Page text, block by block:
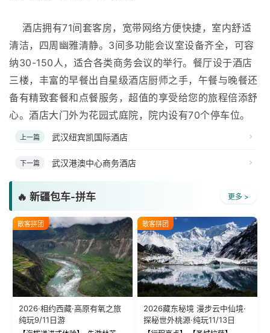
酒店拥有71间套客房，宽带网络方便快捷，室内舒适
清洁，四周幽雅清静。3间多功能会议室设备齐全，可容
纳30-150人，适合各类商务会议的举行。餐厅设于酒店
三楼，丰富的早餐出自星级酒店厨师之手，午餐与晚餐还
备有精致套餐和点餐服务，超值的享受给您的旅程倍添舒
心。酒店大门外为花园式庭院，院内设有70个停车位。
上一篇 武汉纽宾凯国际酒店
下一篇 武汉港澳中心商务酒店
🔥 新疆包车-拼车 更多 >
散客拼团
2026·相约西藏·高原有氧之旅
纯玩9/11日游
散客拼团
2026藏东秘境 漫步云中仙境·
探秘世外桃源·纯玩11/13日